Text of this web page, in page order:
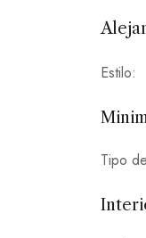
Estilo:
Tipo